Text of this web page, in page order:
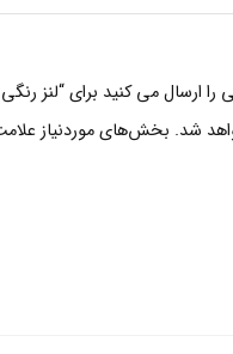
را ارسال می کنید برای “لنز
شد. بخش‌های موردنیاز